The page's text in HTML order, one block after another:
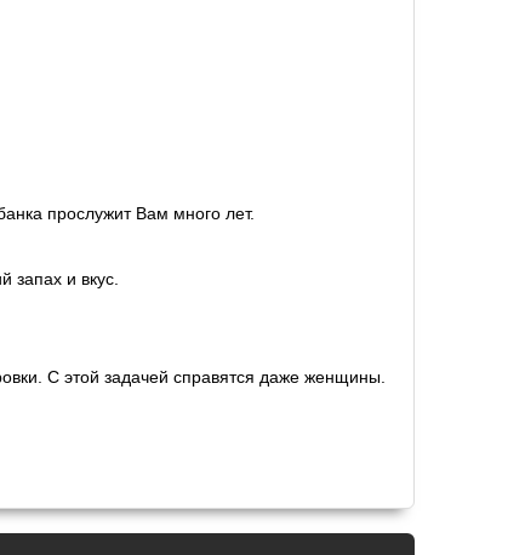
прослужит Вам много лет.
запах и вкус.
С этой задачей справятся даже женщины.